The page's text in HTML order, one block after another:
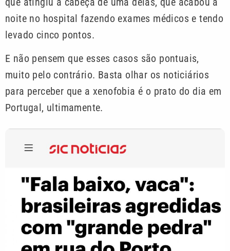
noite no hospital fazendo exames médicos e tendo
levado cinco pontos.
E não pensem que esses casos são pontuais,
muito pelo contrário. Basta olhar os noticiários
para perceber que a xenofobia é o prato do dia em
Portugal, ultimamente.